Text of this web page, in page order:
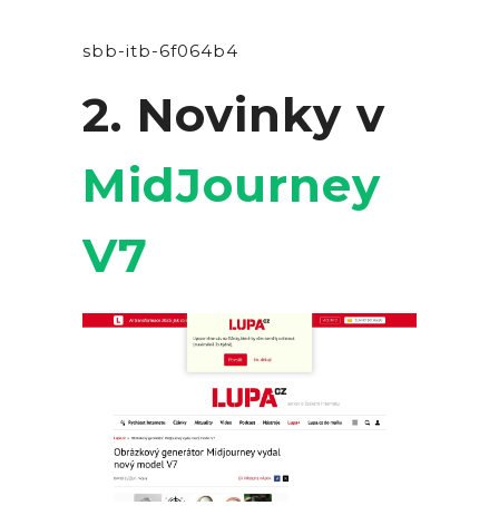
sbb-itb-6f064b4
2. Novinky v
MidJourney
V7